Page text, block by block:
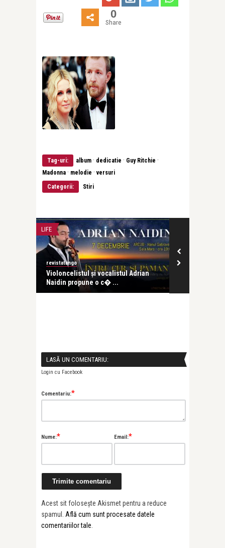
0
Share
Tag-uri: album · dedicatie · Guy Ritchie ·
Madonna · melodie ·versuri
Categorii:
Stiri
și vocalistul Adrian
propune o c� ...
CEA MAI FRUMOASA POEZIE
revistatango
Adrian Popescu- Arsură
LASĂ UN COMENTARIU:
Login cu Facebook
Comentariu:*
Nume:* Email:*
Acest sit folosește Akismet pentru a reduce
spamul. Află cum sunt procesate datele
comentariilor tale